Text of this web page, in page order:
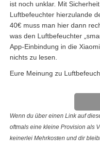
ist noch unklar. Mit
Luftbefeuchter hierzulande
40€ muss man hier dann
was den Luftbefeuchter
App-Einbindung in die
nichts zu lesen.
Eure Meinung zu
Wenn du über einen Link auf
oftmals eine kleine Provision als
keinerlei Mehrkosten und dir